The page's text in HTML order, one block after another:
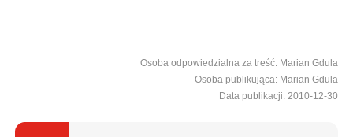
Osoba odpowiedzialna za treść: Marian Gdula
Osoba publikująca: Marian Gdula
Data publikacji: 2010-12-30